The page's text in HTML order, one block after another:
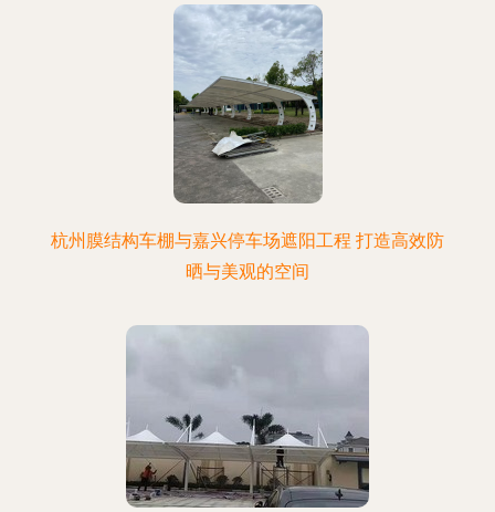
杭州膜结构车棚与嘉兴停车场遮阳工程 打造高效防
晒与美观的空间